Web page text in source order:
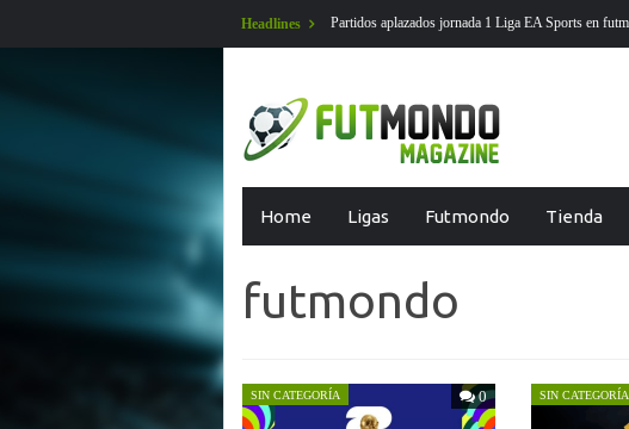
Headlines
jornada 1 Liga EA Sports en futmondo En Futmondo la temporada 26-27 ya está aquí
Home Ligas Futmondo Tienda
futmondo
0
SIN CATEGORÍA SIN CATEGORÍA